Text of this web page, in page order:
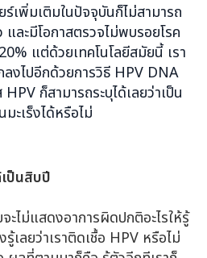
เพิ่มเติมในปัจจุบันก็ไม่สามารถ
และมีโอกาสตรวจไม่พบรอยโรค
แต่ด้วยเทคโนโลยีสมัยนี้ เรา
ลงไปอีกด้วยการวิธี HPV DNA
HPV ก็สามารถระบุได้เลยว่าเป็น
ะเร็งได้หรือไม่
เป็นสิบปี
ะไม่แสดงอาการผิดปกติอะไรให้รู้
รู้เลยว่าเราติดเชื้อ HPV หรือไม่